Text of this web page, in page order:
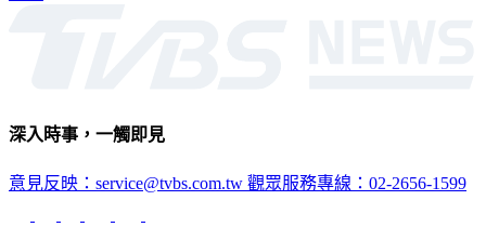
深入時事，一觸即見
意見反映：service@tvbs.com.tw 觀眾服務專線：02-2656-1599